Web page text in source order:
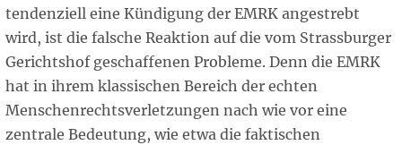
tendenziell eine Kündigung der EMRK angestrebt
wird, ist die falsche Reaktion auf die vom Strassburger
Gerichtshof geschaffenen Probleme. Denn die EMRK
hat in ihrem klassischen Bereich der echten
Menschenrechtsverletzungen nach wie vor eine
zentrale Bedeutung, wie etwa die faktischen